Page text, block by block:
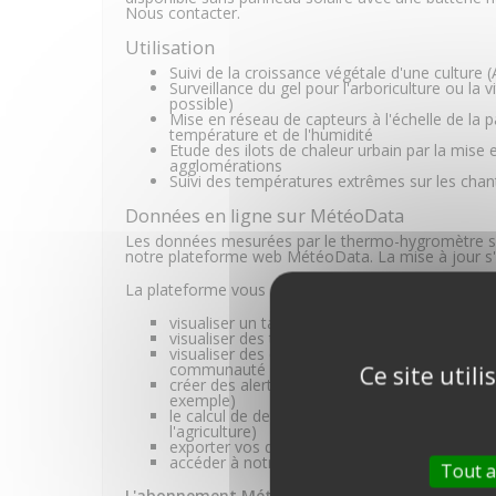
Nous contacter.
Utilisation
Suivi de la croissance végétale d'une culture
Surveillance du gel pour l'arboriculture ou la
possible)
Mise en réseau de capteurs à l'échelle de la
température et de l'humidité
Etude des ilots de chaleur urbain par la mise
agglomérations
Suivi des températures extrêmes sur les
Données en ligne sur MétéoData
Les données mesurées par le thermo-hygromètre
notre plateforme web MétéoData. La mise à jour
La plateforme vous permet de :
visualiser un tableau de bord des valeurs
visualiser des tableaux et graphiques sur des
visualiser des cartes des valeurs de votre ou
communauté
créer des alertes par mail et/ou SMS sur
exemple)
le calcul de degrés jours de croissance des
l'agriculture)
exporter vos données en format CSV, Excel
accéder à notre API pour relier vos
Ce site
Tout